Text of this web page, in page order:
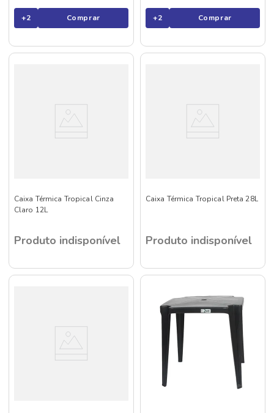
+2 Comprar +2 Comprar
Caixa Térmica Tropical Cinza
Claro 12L
Produto indisponível
Caixa Térmica Tropical Preta 28L
Produto indisponível